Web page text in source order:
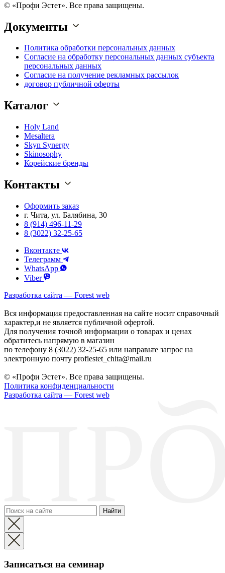
© «Профи Эстет». Все права защищены.
Документы
Политика обработки персональных данных
Согласие на обработку персональных данных субъекта
персональных данных
Согласие на получение рекламных рассылок
договор публичной оферты
Каталог
Holy Land
Mesaltera
Skyn Synergy
Skinosophy
Корейские бренды
Контакты
Оформить заказ
г. Чита, ул. Балябина, 30
8 (914) 496-11-29
8 (3022) 32-25-65
Вконтакте
Телеграмм
WhatsApp
Viber
Разработка сайта — Forest web
Вся информация предоставленная на сайте носит справочный
характер,и не является публичной офертой.
Для получения точной информации о товарах и ценах
обратитесь напрямую в магазин
по телефону 8 (3022) 32-25-65 или направьте запрос на
электронную почту profiestet_chita@mail.ru
© «Профи Эстет». Все права защищены.
Политика конфиденциальности
Разработка сайта — Forest web
Найти
Записаться на семинар